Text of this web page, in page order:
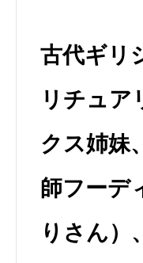
古代ギリ
リチュア
クス姉妹
師フーデ
りさん）